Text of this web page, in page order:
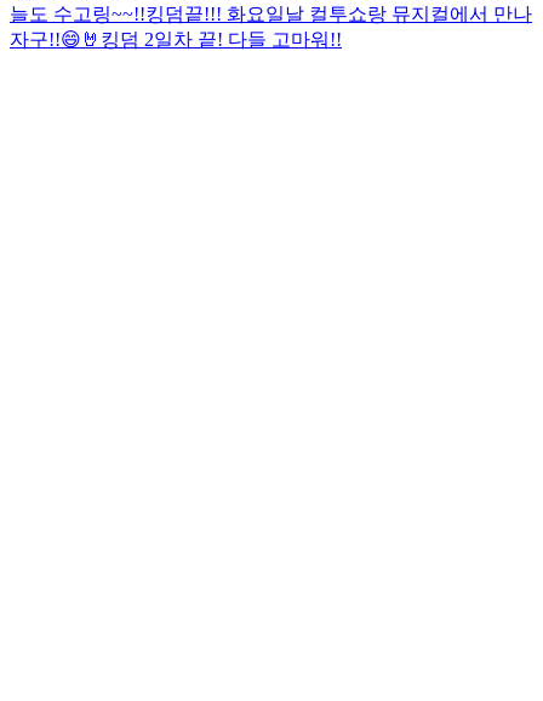
늘도 수고링~~!!킹덤끝!!! 화요일날 컬투쇼랑 뮤지컬에서 만나
자구!!😄🤘 킹덤 2일차 끝! 다들 고마워!!